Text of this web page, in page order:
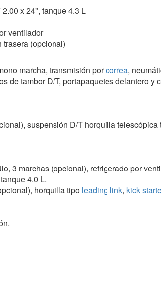
x 24", tanque 4.3 L
ventilador
trasera (opcional)
marcha, transmisión porcorrea,
de tambor D/T, portapaquetes delantero
suspensión D/T horquilla telescópica
3 marchas (opcional), refrigerado por
4.0 L.
horquilla tipo leading link, kick